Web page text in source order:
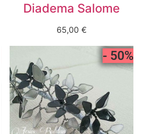
Diadema Salome
65,00 €
- 50%